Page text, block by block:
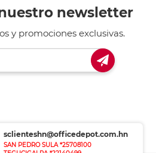
newsletter
y promociones exclusivas.
sclienteshn@officedepot.com.hn
SAN PEDRO SULA *25708100